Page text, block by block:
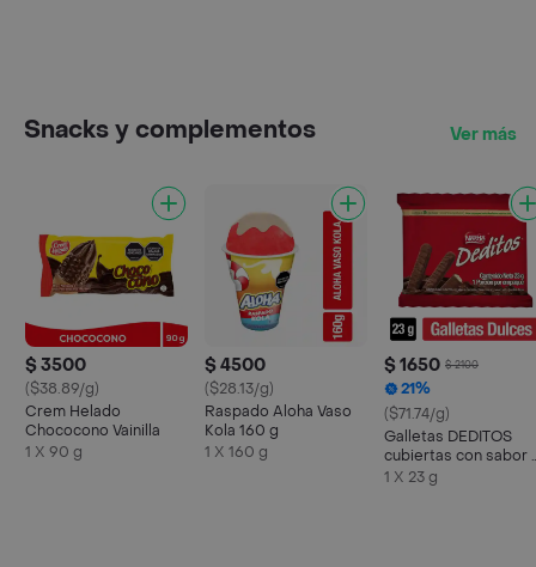
Snacks y complementos Ver más
$ 3500
($38.89/g)
Crem Helado
Chococono Vainilla
1 X 90 g
$ 4500
($28.13/g)
Raspado Aloha Vaso
Kola 160 g
1 X 160 g
$ 1650 $ 2100
21%
($71.74/g)
Galletas DEDITOS
cubiertas con sabor
chocolate x 23g
1 X 23 g